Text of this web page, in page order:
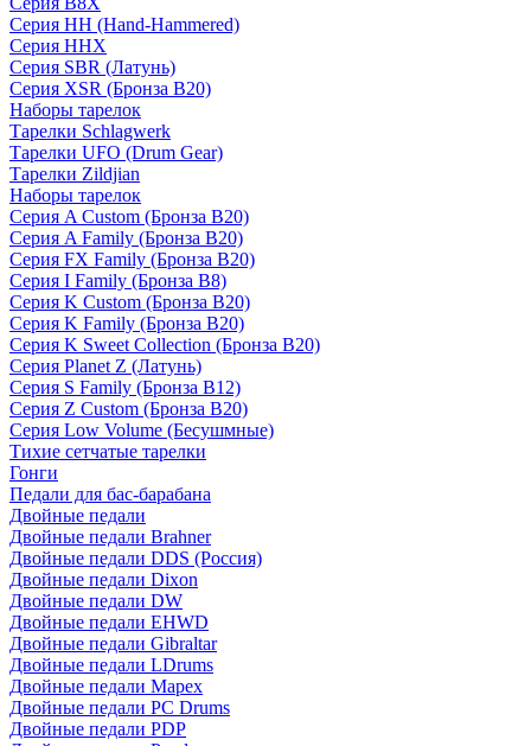
Серия HH (Hand-Hammered)
Серия HHX
Серия SBR (Латунь)
Серия XSR (Бронза B20)
Наборы тарелок
Тарелки Schlagwerk
Тарелки UFO (Drum Gear)
Тарелки Zildjian
Наборы тарелок
Серия A Custom (Бронза B20)
Серия A Family (Бронза B20)
Серия FX Family (Бронза B20)
Серия I Family (Бронза B8)
Серия K Custom (Бронза B20)
Серия K Family (Бронза B20)
Серия K Sweet Collection (Бронза B20)
Серия Planet Z (Латунь)
Серия S Family (Бронза B12)
Серия Z Custom (Бронза B20)
Серия Low Volume (Бесушмные)
Тихие сетчатые тарелки
Гонги
Педали для бас-барабана
Двойные педали
Двойные педали Brahner
Двойные педали DDS (Россия)
Двойные педали Dixon
Двойные педали DW
Двойные педали EHWD
Двойные педали Gibraltar
Двойные педали LDrums
Двойные педали Mapex
Двойные педали PC Drums
Двойные педали PDP